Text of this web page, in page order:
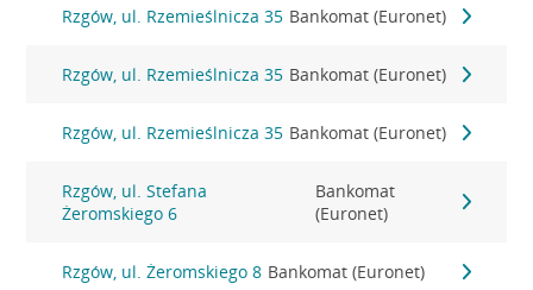
Rzgów, ul. Rzemieślnicza 35 Bankomat (Euronet)
Rzgów, ul. Rzemieślnicza 35 Bankomat (Euronet)
Rzgów, ul. Rzemieślnicza 35 Bankomat (Euronet)
Rzgów, ul. Stefana
Żeromskiego 6
Bankomat
(Euronet)
Rzgów, ul. Żeromskiego 8 Bankomat (Euronet)